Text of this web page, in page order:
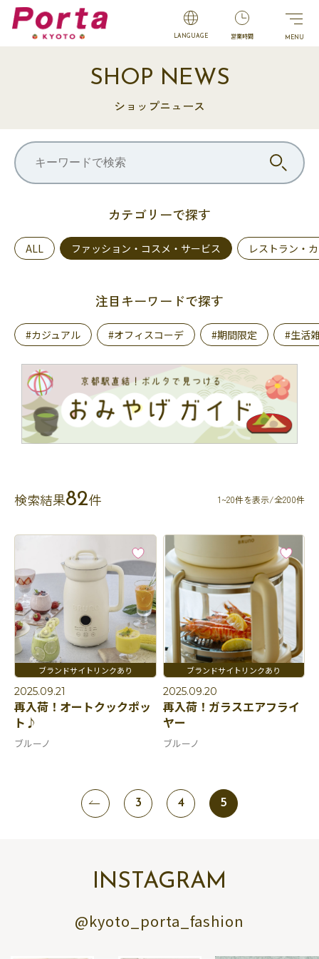
LANGUAGE 営業時間
SHOP NEWS
ショップニュース
カテゴリーで探す
ALL ファッション・コスメ・サービス レストラン・
注目キーワードで探す
#カジュアル #オフィスコーデ #期間限定 #生活
検索結果82件 1~20件を表示/全200件
2025.09.21
再入荷！オートクックポッ
ト♪
ブルーノ
2025.09.20
再入荷！ガラスエアフライ
ヤー
ブルーノ
3 4 5
INSTAGRAM
@kyoto_porta_fashion